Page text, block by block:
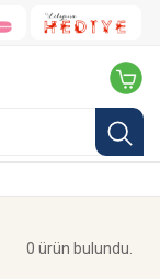
0 ürün bulundu.